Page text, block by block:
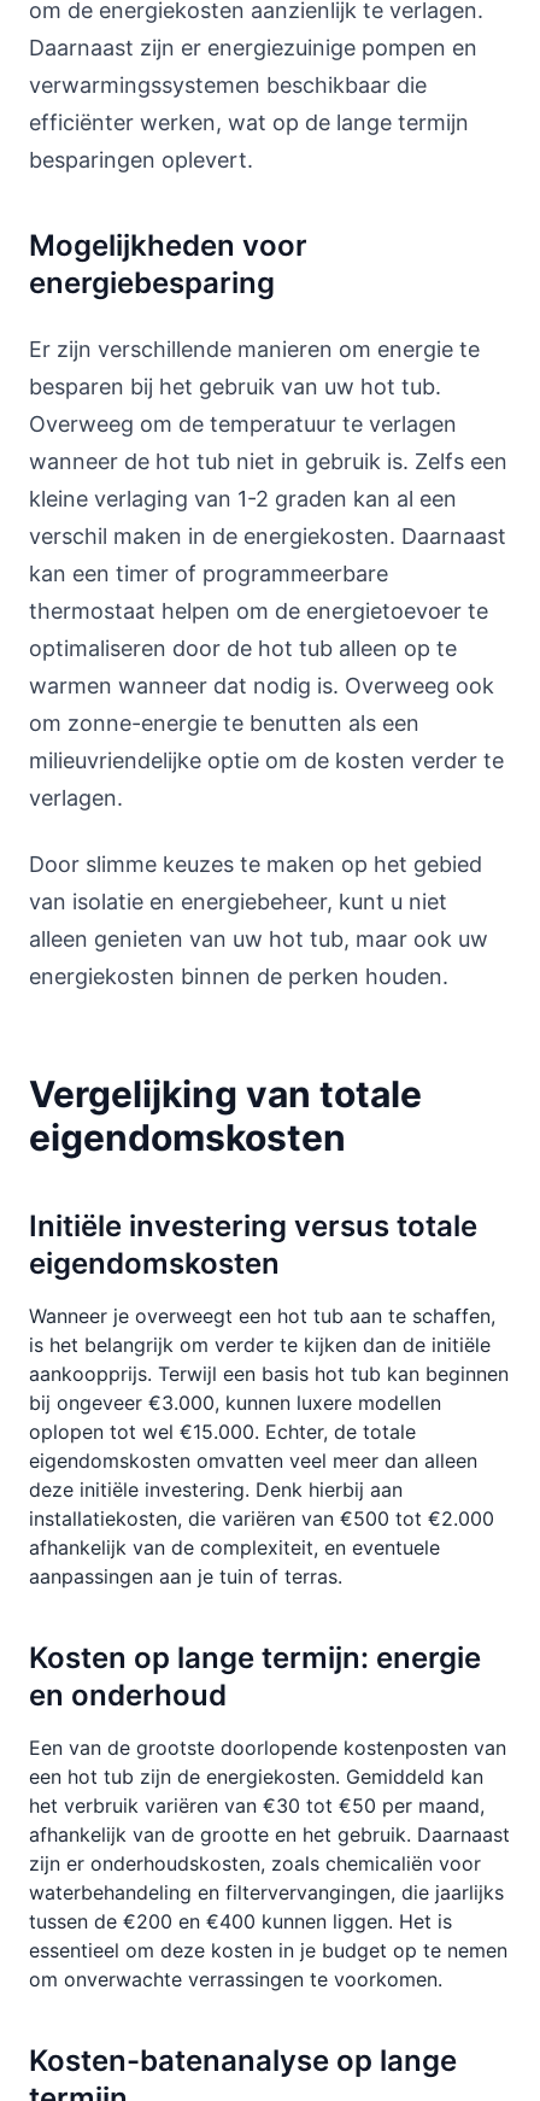
om de energiekosten aanzienlijk te verlagen.
Daarnaast zijn er energiezuinige pompen en
verwarmingssystemen beschikbaar die
efficiënter werken, wat op de lange termijn
besparingen oplevert.
Mogelijkheden voor
energiebesparing
Er zijn verschillende manieren om energie te
besparen bij het gebruik van uw hot tub.
Overweeg om de temperatuur te verlagen
wanneer de hot tub niet in gebruik is. Zelfs een
kleine verlaging van 1-2 graden kan al een
verschil maken in de energiekosten. Daarnaast
kan een timer of programmeerbare
thermostaat helpen om de energietoevoer te
optimaliseren door de hot tub alleen op te
warmen wanneer dat nodig is. Overweeg ook
om zonne-energie te benutten als een
milieuvriendelijke optie om de kosten verder te
verlagen.
Door slimme keuzes te maken op het gebied
van isolatie en energiebeheer, kunt u niet
alleen genieten van uw hot tub, maar ook uw
energiekosten binnen de perken houden.
Vergelijking van totale
eigendomskosten
Initiële investering versus totale
eigendomskosten
Wanneer je overweegt een hot tub aan te schaffen,
is het belangrijk om verder te kijken dan de initiële
aankoopprijs. Terwijl een basis hot tub kan beginnen
bij ongeveer €3.000, kunnen luxere modellen
oplopen tot wel €15.000. Echter, de totale
eigendomskosten omvatten veel meer dan alleen
deze initiële investering. Denk hierbij aan
installatiekosten, die variëren van €500 tot €2.000
afhankelijk van de complexiteit, en eventuele
aanpassingen aan je tuin of terras.
Kosten op lange termijn: energie
en onderhoud
Een van de grootste doorlopende kostenposten van
een hot tub zijn de energiekosten. Gemiddeld kan
het verbruik variëren van €30 tot €50 per maand,
afhankelijk van de grootte en het gebruik. Daarnaast
zijn er onderhoudskosten, zoals chemicaliën voor
waterbehandeling en filtervervangingen, die jaarlijks
tussen de €200 en €400 kunnen liggen. Het is
essentieel om deze kosten in je budget op te nemen
om onverwachte verrassingen te voorkomen.
Kosten-batenanalyse op lange